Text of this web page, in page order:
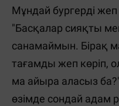
Мұндай бургерді жеп
"Басқалар сияқты
санамаймын. Бірақ
тағамды жеп көріп,
ма айыра аласыз
өзімде сондай адам